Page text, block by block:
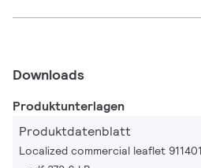
Downloads
Produktunterlagen
Produktdatenblatt
Localized commercial leaflet